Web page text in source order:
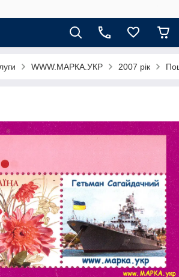
WWW.МАРКА.УКР 2007 рік